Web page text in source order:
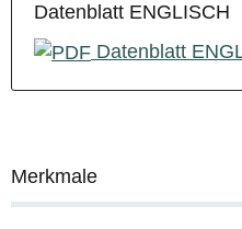
Datenblatt ENGLISCH
Datenblatt
Merkmale